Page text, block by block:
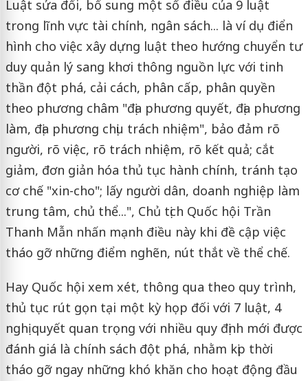
Luật sửa đổi, bổ sung một số điều của 9 luật
trong lĩnh vực tài chính, ngân sách... là ví dụ điển
hình cho việc xây dựng luật theo hướng chuyển tư
duy quản lý sang khơi thông nguồn lực với tinh
thần đột phá, cải cách, phân cấp, phân quyền
theo phương châm "địa phương quyết, địa phương
làm, địa phương chịu trách nhiệm", bảo đảm rõ
người, rõ việc, rõ trách nhiệm, rõ kết quả; cắt
giảm, đơn giản hóa thủ tục hành chính, tránh tạo
cơ chế "xin-cho"; lấy người dân, doanh nghiệp làm
trung tâm, chủ thể...", Chủ tịch Quốc hội Trần
Thanh Mẫn nhấn mạnh điều này khi đề cập việc
tháo gỡ những điểm nghẽn, nút thắt về thể chế.
Hay Quốc hội xem xét, thông qua theo quy trình,
thủ tục rút gọn tại một kỳ họp đối với 7 luật, 4
nghị quyết quan trọng với nhiều quy định mới được
đánh giá là chính sách đột phá, nhằm kịp thời
tháo gỡ ngay những khó khăn cho hoạt động đầu